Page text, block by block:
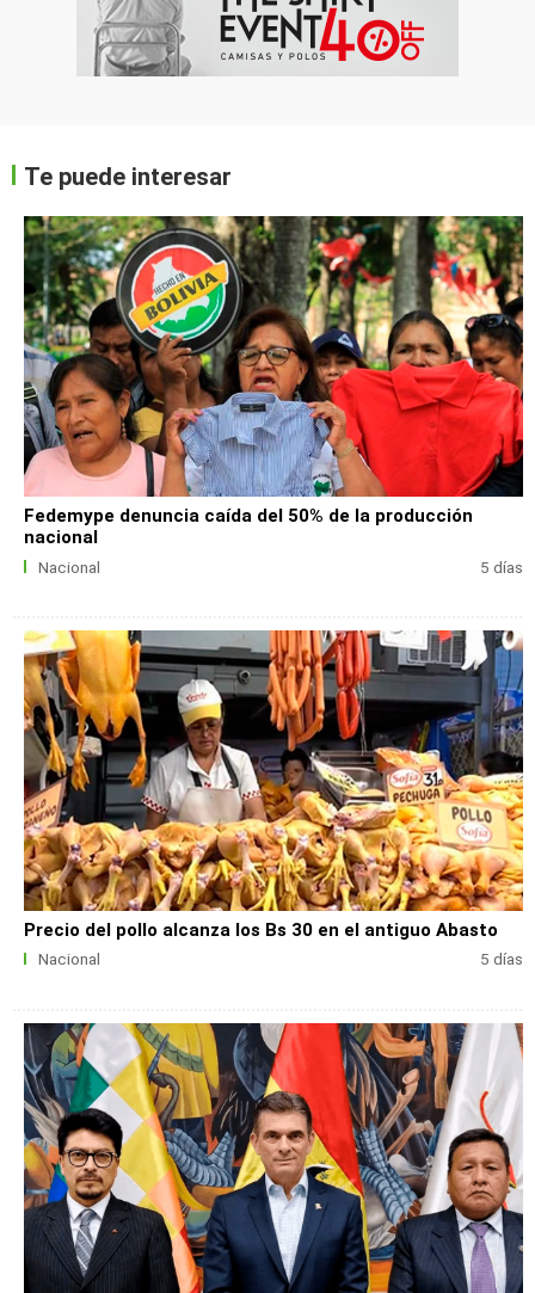
Te puede interesar
Fedemype denuncia caída del 50% de la producción
nacional
Nacional 5 días
Precio del pollo alcanza los Bs 30 en el antiguo Abasto
Nacional 5 días